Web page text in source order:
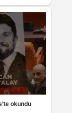
okundu